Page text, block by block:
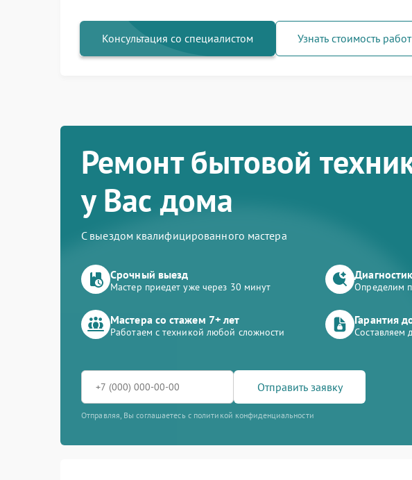
Консультация со специалистом Узнать стоимость работ
Ремонт бытовой
у Вас дома
С выездом квалифицированного мастера
Срочный выезд
Мастер приедет уже через 30 минут Определим
Мастера со стажем 7+ лет
Работаем с техникой любой сложности
Гарантия
Составляем
Отправить заявку
Отправляя, Вы соглашаетесь с политикой конфиденциальности